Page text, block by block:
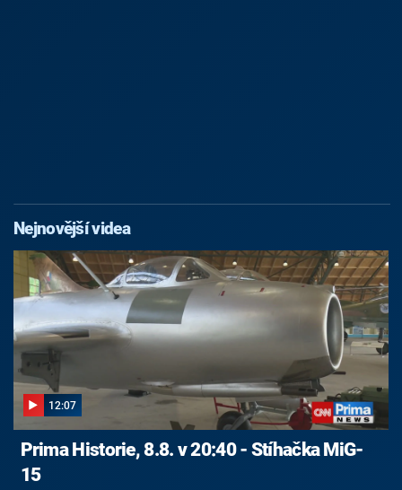
Nejnovější videa
12:07
Prima Historie, 8.8. v 20:40 - Stíhačka MiG-
15